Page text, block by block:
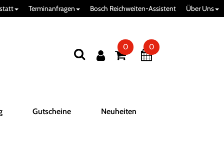
Terminanfragen Bosch Reichweiten-Assistent Über Uns
0 0
Gutscheine Neuheiten